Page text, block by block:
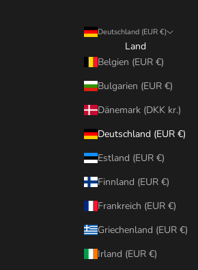
Deutschland (EUR €)
Land
Belgien (EUR €)
Bulgarien (EUR €)
Dänemark (DKK kr.)
Deutschland (EUR €)
Estland (EUR €)
Finnland (EUR €)
Frankreich (EUR €)
Griechenland (EUR €)
Irland (EUR €)